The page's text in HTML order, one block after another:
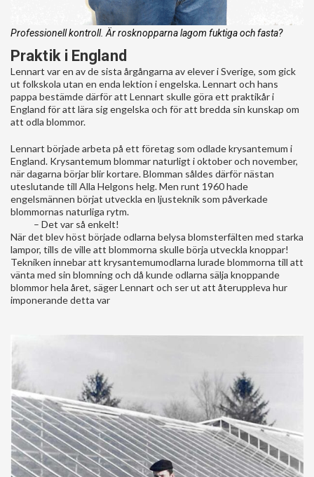
Professionell kontroll. Är rosknopparna lagom fuktiga och fasta?
Praktik i England
Lennart var en av de sista årgångarna av elever i Sverige, som gick
ut folkskola utan en enda lektion i engelska. Lennart och hans
pappa bestämde därför att Lennart skulle göra ett praktikår i
England för att lära sig engelska och för att bredda sin kunskap om
att odla blommor.
Lennart började arbeta på ett företag som odlade krysantemum i
England. Krysantemum blommar naturligt i oktober och november,
när dagarna börjar blir kortare. Blomman såldes därför nästan
uteslutande till Alla Helgons helg. Men runt 1960 hade
engelsmännen börjat utveckla en ljusteknik som påverkade
blommornas naturliga rytm.
– Det var så enkelt!
När det blev höst började odlarna belysa blomsterfälten med starka
lampor, tills de ville att blommorna skulle börja utveckla knoppar!
Tekniken innebar att krysantemumodlarna lurade blommorna till att
vänta med sin blomning och då kunde odlarna sälja knoppande
blommor hela året, säger Lennart och ser ut att återuppleva hur
imponerande detta var